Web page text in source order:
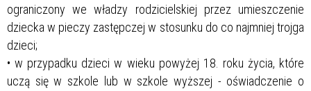
ograniczony we władzy rodzicielskiej przez umieszczenie
dziecka w pieczy zastępczej w stosunku do co najmniej trojga
dzieci;
• w przypadku dzieci w wieku powyżej 18. roku życia, które
uczą się w szkole lub w szkole wyższej - oświadczenie o